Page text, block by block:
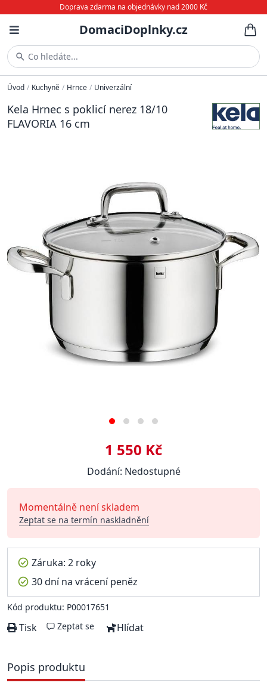
Doprava zdarma na objednávky nad 2000 Kč
DomaciDoplnky.cz
Co hledáte...
Úvod / Kuchyně / Hrnce / Univerzální
Kela Hrnec s poklicí nerez 18/10
FLAVORIA 16 cm
1 550 Kč
Dodání: Nedostupné
Momentálně není skladem
Zeptat se na termín naskladnění
Záruka: 2 roky
30 dní na vrácení peněz
Kód produktu: P00017651
Tisk Zeptat se Hlídat
Popis produktu